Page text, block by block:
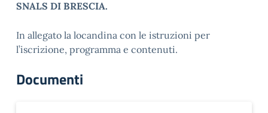
SNALS DI BRESCIA.
In allegato la locandina con le istruzioni per
l’iscrizione, programma e contenuti.
Documenti